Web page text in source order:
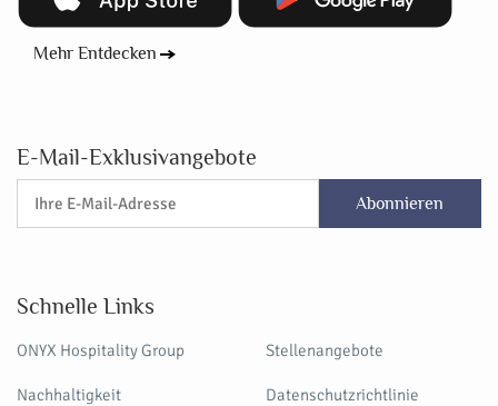
Mehr Entdecken
E-Mail-Exklusivangebote
Abonnieren
Schnelle Links
ONYX Hospitality Group
Nachhaltigkeit
Stellenangebote
Datenschutzrichtlinie